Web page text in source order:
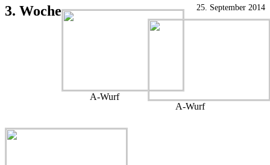
3. Woche 25. September 2014
A-Wurf
A-Wurf